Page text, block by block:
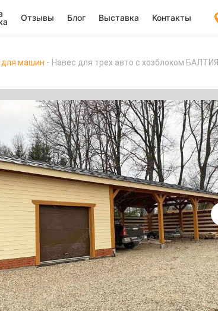
Отзывы Блог Выставка Контакты
для машин Навес для трех авто с хозблоком БАЛТИЯ